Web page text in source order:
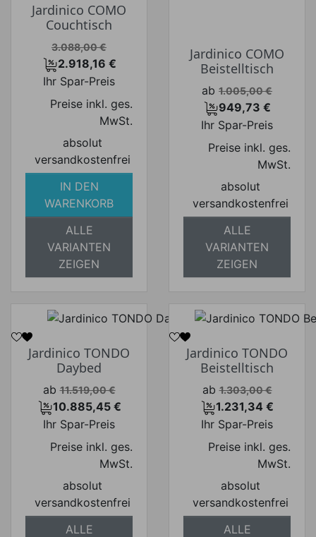
Jardinico COMO
Couchtisch
Verkaufspreis
3.088,00 €
Preis
2.918,16 €
Ihr Spar-Preis
Preise inkl. ges.
MwSt.
absolut
versandkostenfrei
IN DEN
WARENKORB
ALLE
VARIANTEN
ZEIGEN
Jardinico COMO
Beistelltisch
Verkaufspreis
ab 1.005,00 €
Preis
949,73 €
Ihr Spar-Preis
Preise inkl. ges.
MwSt.
absolut
versandkostenfrei
ALLE
VARIANTEN
ZEIGEN
Jardinico TONDO
Daybed
Verkaufspreis
ab 11.519,00 €
Preis
10.885,45 €
Ihr Spar-Preis
Preise inkl. ges.
MwSt.
absolut
versandkostenfrei
ALLE
Jardinico TONDO
Beistelltisch
Verkaufspreis
ab 1.303,00 €
Preis
1.231,34 €
Ihr Spar-Preis
Preise inkl. ges.
MwSt.
absolut
versandkostenfrei
ALLE